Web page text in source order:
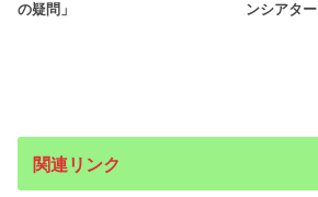
の疑問」
ンシアター
関連リンク